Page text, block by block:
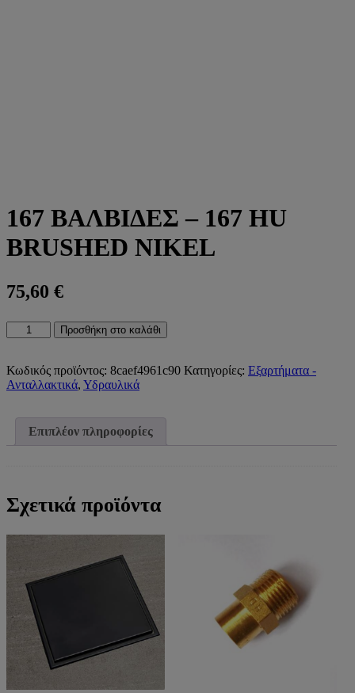
167 ΒΑΛΒΙΔΕΣ – 167 HU
BRUSHED NIKEL
75,60 €
ΒΑΛΒΙΔΕΣ
167
HU
ποσότητα
Προσθήκη στο καλάθι
Κωδικός προϊόντος: 8caef4961c90 Κατηγορίες: Εξαρτήματα -
Ανταλλακτικά, Υδραυλικά
Επιπλέον πληροφορίες
Σχετικά προϊόντα